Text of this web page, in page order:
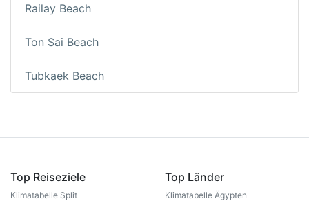
Railay Beach
Ton Sai Beach
Tubkaek Beach
Top Reiseziele
Klimatabelle Split
Top Länder
Klimatabelle Ägypten